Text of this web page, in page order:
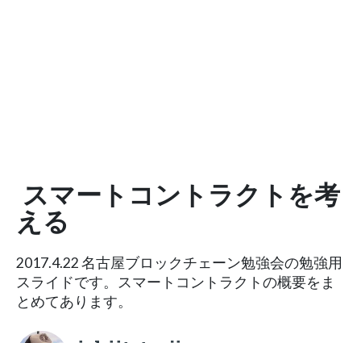
スマートコントラクトを考
える
2017.4.22 名古屋ブロックチェーン勉強会の勉強用
スライドです。スマートコントラクトの概要をま
とめてあります。